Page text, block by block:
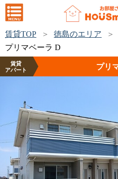
賃貸TOP 徳島のエリア
プリマベーラ D
賃貸
アパート
プリ